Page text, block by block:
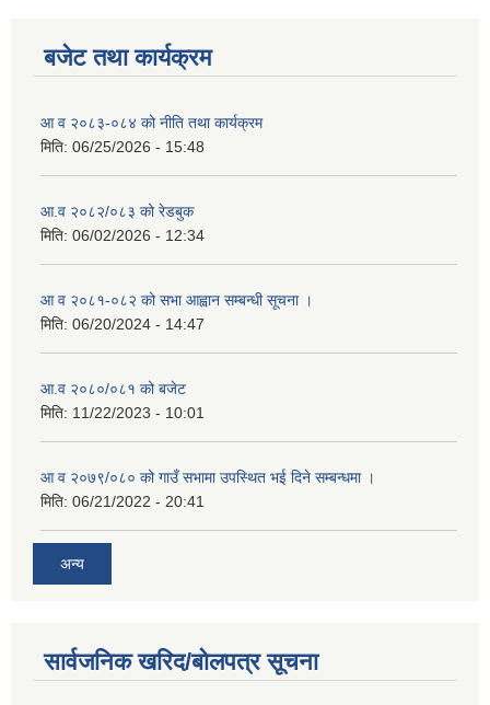
बजेट तथा कार्यक्रम
आ व २०८३-०८४ को नीति तथा कार्यक्रम
मिति: 06/25/2026 - 15:48
आ.व २०८२/०८३ को रेडबुक
मिति: 06/02/2026 - 12:34
आ व २०८१-०८२ को सभा आह्वान सम्बन्धी सूचना ।
मिति: 06/20/2024 - 14:47
आ.व २०८०/०८१ को बजेट
मिति: 11/22/2023 - 10:01
आ व २०७९/०८० को गाउँ सभामा उपस्थित भई दिने सम्बन्धमा ।
मिति: 06/21/2022 - 20:41
अन्य
सार्वजनिक खरिद/बोलपत्र सूचना